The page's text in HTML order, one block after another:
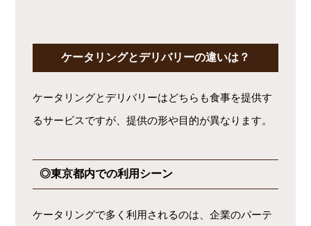
ケータリングとデリバリーの違いは？
ケータリングとデリバリーはどちらも食事を提供す
るサービスですが、提供の形や目的が異なります。
◎東京都内での利用シーン
ケータリングで多く利用されるのは、企業のパーテ